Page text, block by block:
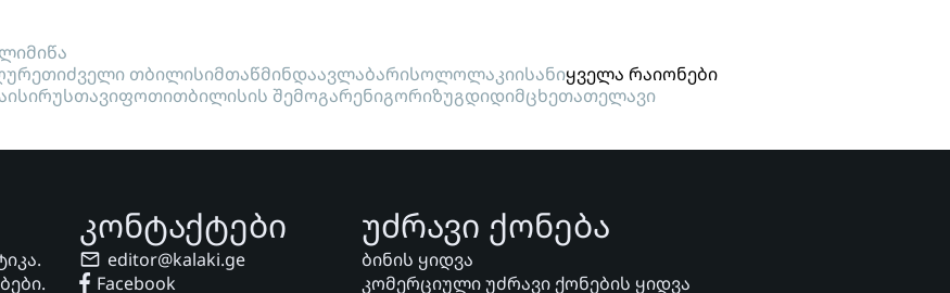
მიწა
ძველი თბილისიმთაწმინდაავლაბარისოლოლაკიისანიყველა რაიონები
რუსთავიფოთითბილისის შემოგარენიგორიზუგდიდიმცხეთათელავი
კონტაქტები
editor@kalaki.ge
Facebook
უძრავი ქონება
ბინის ყიდვა
კომერციული უძრავი ქონების ყიდვა